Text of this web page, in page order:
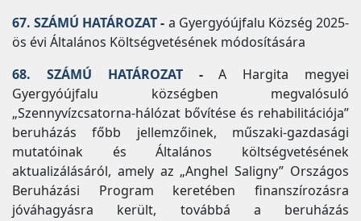
67. SZÁMÚ HATÁROZAT- a Gyergyóújfalu Község 2025-
ös évi Általános Költségvetésének módosítására
68. SZÁMÚ HATÁROZAT-A Hargita megyei
Gyergyóújfalu községben megvalósuló
„Szennyvízcsatorna-hálózat bővítése és rehabilitációja”
beruházás főbb jellemzőinek, műszaki-gazdasági
mutatóinak és Általános költségvetésének
aktualizálásáról, amely az „Anghel Saligny” Országos
Beruházási Program keretében finanszírozásra
jóváhagyásra került, továbbá a beruházás